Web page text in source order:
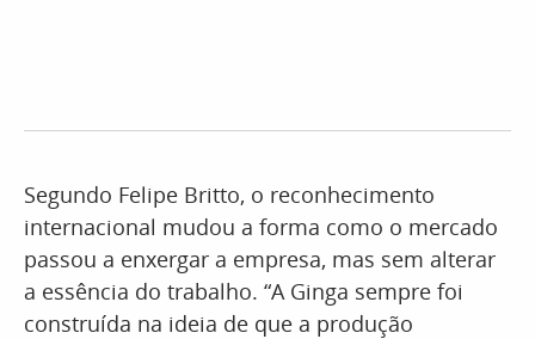
Segundo Felipe Britto, o reconhecimento
internacional mudou a forma como o mercado
passou a enxergar a empresa, mas sem alterar
a essência do trabalho. “A Ginga sempre foi
construída na ideia de que a produção